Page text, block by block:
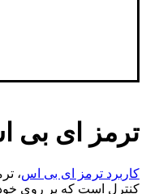
ترمز ای بی
کاربرد ترمز ای بی اس
کنترل است که بر روی